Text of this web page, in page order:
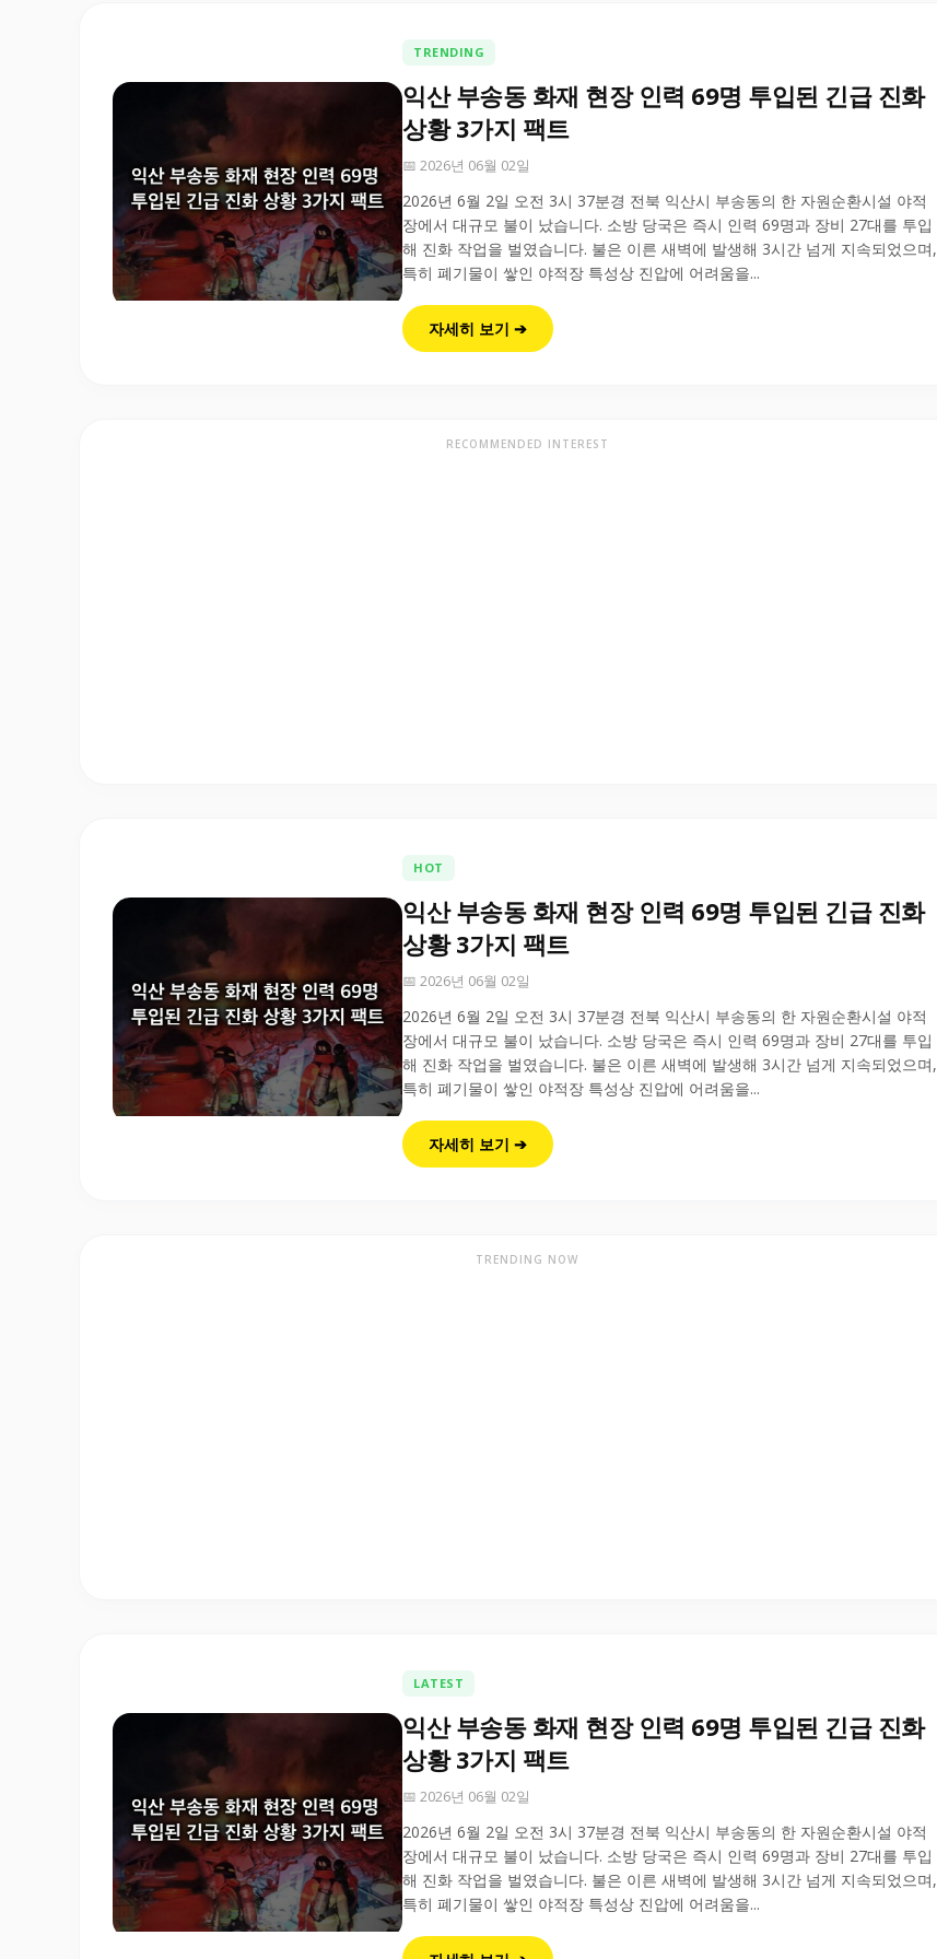
TRENDING
익산 부송동 화재 현장 인력 69명 투입된 긴급 진화
상황 3가지 팩트
📅 2026년 06월 02일
2026년 6월 2일 오전 3시 37분경 전북 익산시 부송동의 한 자원순환시설 야적
장에서 대규모 불이 났습니다. 소방 당국은 즉시 인력 69명과 장비 27대를 투입
해 진화 작업을 벌였습니다. 불은 이른 새벽에 발생해 3시간 넘게 지속되었으며,
특히 폐기물이 쌓인 야적장 특성상 진압에 어려움을...
자세히 보기 ➔
RECOMMENDED INTEREST
HOT
익산 부송동 화재 현장 인력 69명 투입된 긴급 진화
상황 3가지 팩트
📅 2026년 06월 02일
2026년 6월 2일 오전 3시 37분경 전북 익산시 부송동의 한 자원순환시설 야적
장에서 대규모 불이 났습니다. 소방 당국은 즉시 인력 69명과 장비 27대를 투입
해 진화 작업을 벌였습니다. 불은 이른 새벽에 발생해 3시간 넘게 지속되었으며,
특히 폐기물이 쌓인 야적장 특성상 진압에 어려움을...
자세히 보기 ➔
TRENDING NOW
LATEST
익산 부송동 화재 현장 인력 69명 투입된 긴급 진화
상황 3가지 팩트
📅 2026년 06월 02일
2026년 6월 2일 오전 3시 37분경 전북 익산시 부송동의 한 자원순환시설 야적
장에서 대규모 불이 났습니다. 소방 당국은 즉시 인력 69명과 장비 27대를 투입
해 진화 작업을 벌였습니다. 불은 이른 새벽에 발생해 3시간 넘게 지속되었으며,
특히 폐기물이 쌓인 야적장 특성상 진압에 어려움을...